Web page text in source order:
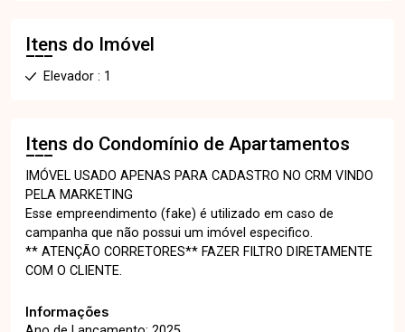
Itens do Imóvel
Elevador : 1
Itens do Condomínio de Apartamentos
IMÓVEL USADO APENAS PARA CADASTRO NO CRM VINDO
PELA MARKETING
Esse empreendimento (fake) é utilizado em caso de
campanha que não possui um imóvel especifico.
** ATENÇÃO CORRETORES** FAZER FILTRO DIRETAMENTE
COM O CLIENTE.
Informações